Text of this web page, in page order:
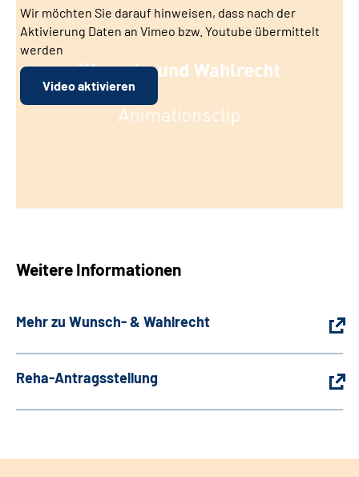
Wir möchten Sie darauf hinweisen, dass nach der
Aktivierung Daten an Vimeo bzw. Youtube übermittelt
werden
Video aktivieren
Weitere Informationen
Mehr zu Wunsch- & Wahlrecht
Reha-Antragsstellung